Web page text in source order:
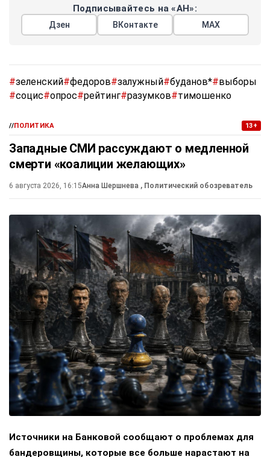
Подписывайтесь на «АН»:
Дзен ВКонтакте МАХ
#зеленский#федоров#залужный#буданов*#выборы
#социс#опрос#рейтинг#разумков#тимошенко
//ПОЛИТИКА 13+
Западные СМИ рассуждают о медленной
смерти «коалиции желающих»
6 августа 2026, 16:15Анна Шершнева , Политический обозреватель
Источники на Банковой сообщают о проблемах для
бандеровщины, которые все больше нарастают на